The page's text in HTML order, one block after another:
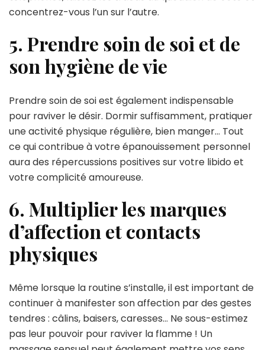
concentrez-vous l’un sur l’autre.
5. Prendre soin de soi et de
son hygiène de vie
Prendre soin de soi est également indispensable
pour raviver le désir. Dormir suffisamment, pratiquer
une activité physique régulière, bien manger… Tout
ce qui contribue à votre épanouissement personnel
aura des répercussions positives sur votre libido et
votre complicité amoureuse.
6. Multiplier les marques
d’affection et contacts
physiques
Même lorsque la routine s’installe, il est important de
continuer à manifester son affection par des gestes
tendres : câlins, baisers, caresses… Ne sous-estimez
pas leur pouvoir pour raviver la flamme ! Un